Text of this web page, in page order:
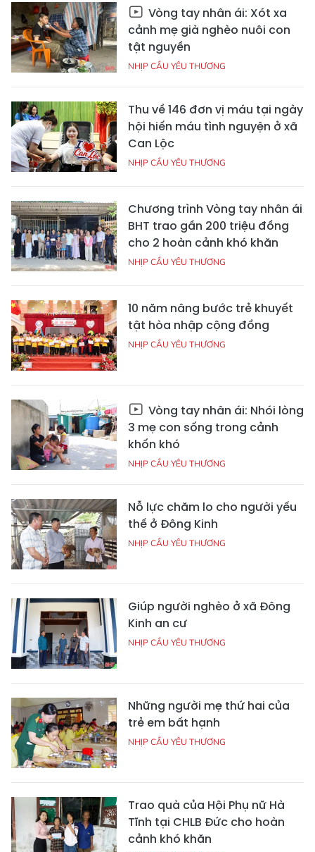
Vòng tay nhân ái: Xót xa
cảnh mẹ già nghèo nuôi con
tật nguyền
NHỊP CẦU YÊU THƯƠNG
Thu về 146 đơn vị máu tại ngày
hội hiến máu tình nguyện ở xã
Can Lộc
NHỊP CẦU YÊU THƯƠNG
Chương trình Vòng tay nhân ái
BHT trao gần 200 triệu đồng
cho 2 hoàn cảnh khó khăn
NHỊP CẦU YÊU THƯƠNG
10 năm nâng bước trẻ khuyết
tật hòa nhập cộng đồng
NHỊP CẦU YÊU THƯƠNG
Vòng tay nhân ái: Nhói lòng
3 mẹ con sống trong cảnh
khốn khó
NHỊP CẦU YÊU THƯƠNG
Nỗ lực chăm lo cho người yếu
thế ở Đông Kinh
NHỊP CẦU YÊU THƯƠNG
Giúp người nghèo ở xã Đông
Kinh an cư
NHỊP CẦU YÊU THƯƠNG
Những người mẹ thứ hai của
trẻ em bất hạnh
NHỊP CẦU YÊU THƯƠNG
Trao quà của Hội Phụ nữ Hà
Tĩnh tại CHLB Đức cho hoàn
cảnh khó khăn